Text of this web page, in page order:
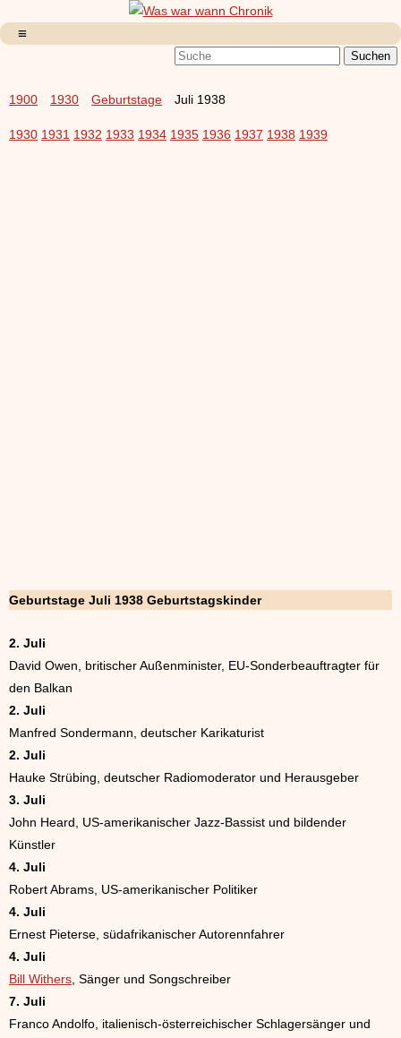
1900 1930 Geburtstage Juli 1938
1930 1931 1932 1933 1934 1935 1936 1937 1938 1939
Geburtstage Juli 1938 Geburtstagskinder
2. Juli
David Owen, britischer Außenminister, EU-Sonderbeauftragter für
den Balkan
2. Juli
Manfred Sondermann, deutscher Karikaturist
2. Juli
Hauke Strübing, deutscher Radiomoderator und Herausgeber
3. Juli
John Heard, US-amerikanischer Jazz-Bassist und bildender
Künstler
4. Juli
Robert Abrams, US-amerikanischer Politiker
4. Juli
Ernest Pieterse, südafrikanischer Autorennfahrer
4. Juli
Bill Withers, Sänger und Songschreiber
7. Juli
Franco Andolfo, italienisch-österreichischer Schlagersänger und